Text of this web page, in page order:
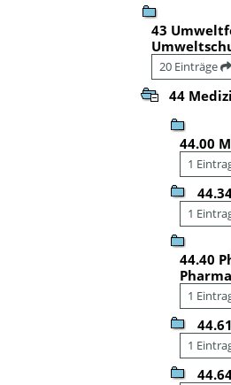
43
20 Einträge
44
44.00
1
1
44.40
1
1